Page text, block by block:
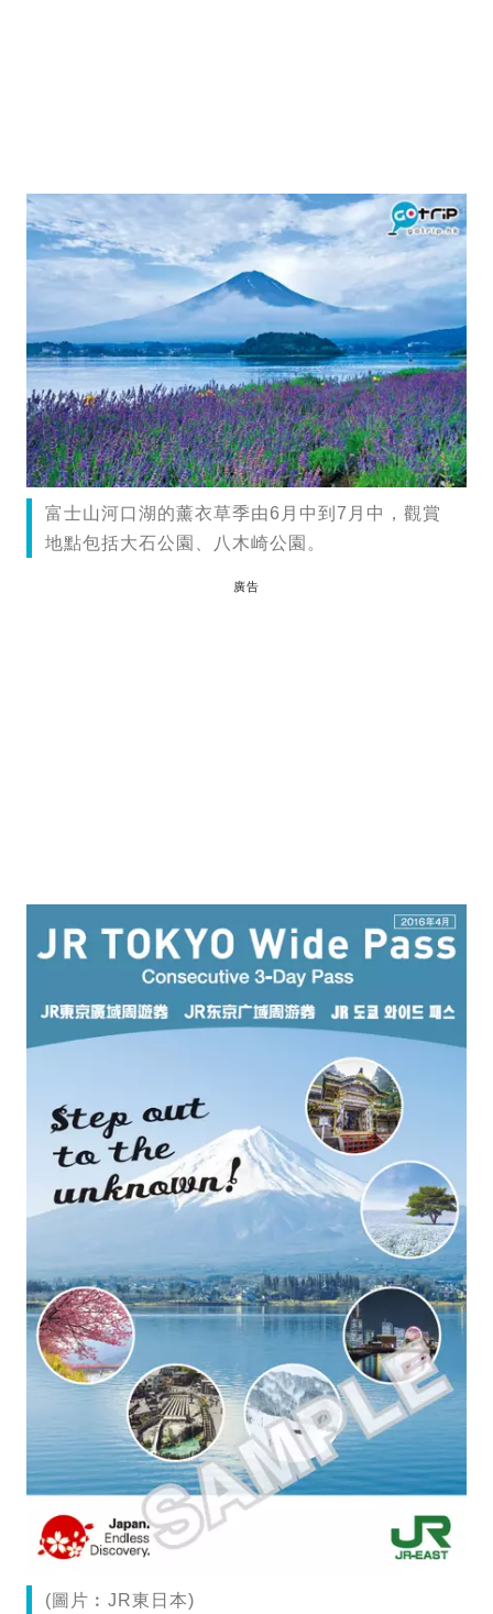
富士山河口湖的薰衣草季由6月中到7月中，觀賞
地點包括大石公園、八木崎公園。
廣告
(圖片︰JR東日本)